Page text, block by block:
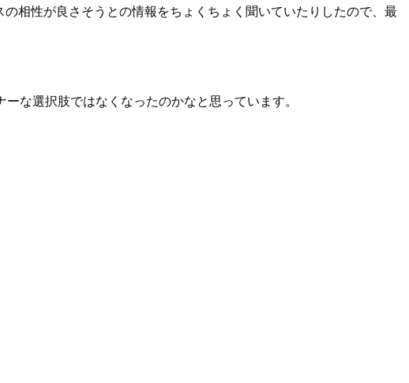
相性が良さそうとの情報をちょくちょく聞いていたりしたので、最
な選択肢ではなくなったのかなと思っています。